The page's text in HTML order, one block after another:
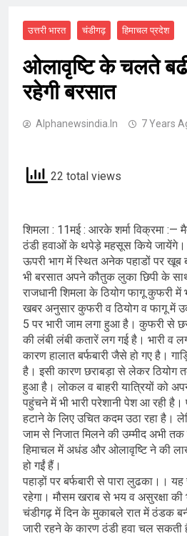
उत्तरी भारत चंडीगढ़ हिमाचल प्रदेश
ओलावृष्टि के चलते
रहेगी बरसात
Alphanewsindia.in 7 Years
22 total views
शिमला : 11मई : आरके शर्मा विक्रमा :—
ठंडी हवाओं के थपेड़े महसूस किये जायेंगे।
ऊपरी भाग में स्थित अनेक पहाडों पर खूब
भी बरसात अपने कौतुक लुका छिपी के
राजधानी शिमला के ठियोग फागू कुफरी में
खबर अनुसार कुफरी व ठियोग व फागू में
5 पर भारी जाम लगा हुआ है। कुफरी से
की लंबी लंबी कतारें लग गई है। भारी व
कारण हालात बर्फबारी जैसे हो गए है।
है। इसी कारण छराबड़ा से लेकर ठियोग
हुआ है। लोकल व बाहरी यात्रियों को
पहुंचने में भी भारी परेशानी पेश आ रही
हटाने के लिए उचित कदम उठा रहा है।
जाम से निजात मिलने की उम्मीद अभी
हिमाचल में अधंड और ओलावृष्टि ने की
हो गईं हैं।
पहाड़ों पर बर्फबारी से पारा लुढका।।
रहेगा। मौसम खराब से भय व असुरक्षा की
चंडीगढ़ में दिन के मुकाबले रात में ठंडक
जारी रहने के कारण ठंडी हवा चल सकती